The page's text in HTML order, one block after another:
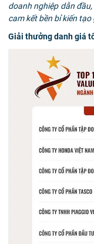
doanh nghiệp dẫn
cam kết bền bỉ kiến
Giải thưởng danh giá